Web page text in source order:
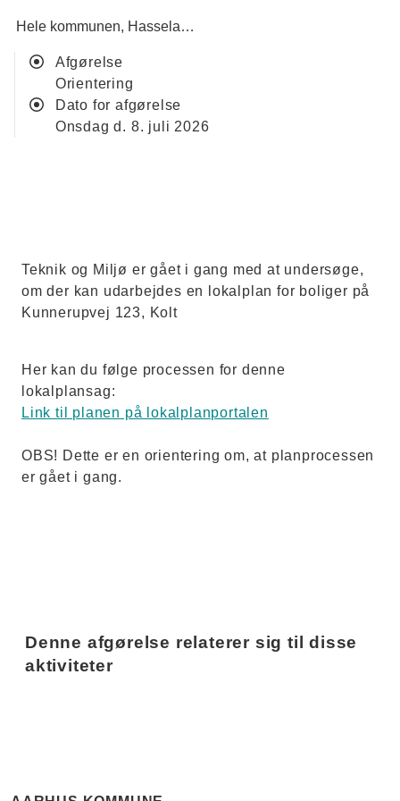
Hele kommunen Hasselager - Kolt
Afgørelse
orientering
Dato for afgørelse
onsdag d. 8. juli 2026
Teknik og Miljø er gået i gang med at undersøge,
om der kan udarbejdes en lokalplan for boliger på
Kunnerupvej 123, Kolt
Her kan du følge processen for denne
lokalplansag:
Link til planen på lokalplanportalen
OBS! Dette er en orientering om, at planprocessen
er gået i gang.
Denne afgørelse relaterer sig til disse
aktiviteter